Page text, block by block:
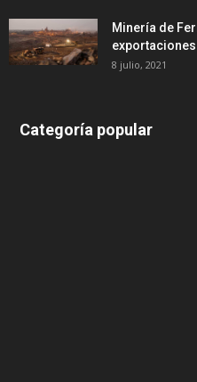
Minería de
8 julio, 2021
Categoría popular